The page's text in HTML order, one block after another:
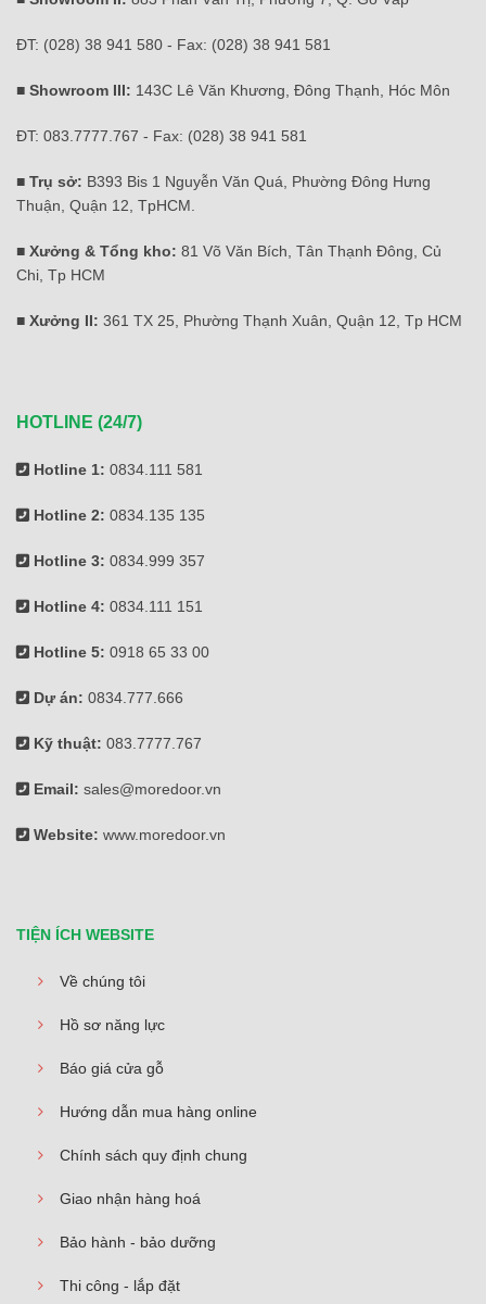
ĐT: (028) 38 941 580 - Fax: (028) 38 941 581
■ Showroom III: 143C Lê Văn Khương, Đông Thạnh, Hóc Môn
ĐT: 083.7777.767 - Fax: (028) 38 941 581
■ Trụ sở: B393 Bis 1 Nguyễn Văn Quá, Phường Đông Hưng
Thuận, Quận 12, TpHCM.
■ Xưởng & Tổng kho: 81 Võ Văn Bích, Tân Thạnh Đông, Củ
Chi, Tp HCM
■ Xưởng II: 361 TX 25, Phường Thạnh Xuân, Quận 12, Tp HCM
HOTLINE (24/7)
Hotline 1: 0834.111 581
Hotline 2: 0834.135 135
Hotline 3: 0834.999 357
Hotline 4: 0834.111 151
Hotline 5: 0918 65 33 00
Dự án: 0834.777.666
Kỹ thuật: 083.7777.767
Email: sales@moredoor.vn
Website: www.moredoor.vn
TIỆN ÍCH WEBSITE
Về chúng tôi
Hồ sơ năng lực
Báo giá cửa gỗ
Hướng dẫn mua hàng online
Chính sách quy định chung
Giao nhận hàng hoá
Bảo hành - bảo dưỡng
Thi công - lắp đặt